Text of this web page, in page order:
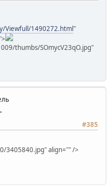
Viewfull/1490272.html "
thumbs/SOmycV23qO.jpg"
#385
3405840.jpg" align="" />